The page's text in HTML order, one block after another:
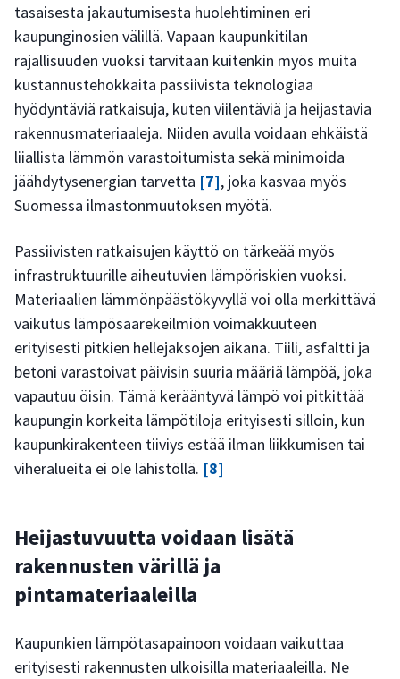
tasaisesta jakautumisesta huolehtiminen eri
kaupunginosien välillä. Vapaan kaupunkitilan
rajallisuuden vuoksi tarvitaan kuitenkin myös muita
kustannustehokkaita passiivista teknologiaa
hyödyntäviä ratkaisuja, kuten viilentäviä ja heijastavia
rakennusmateriaaleja. Niiden avulla voidaan ehkäistä
liiallista lämmön varastoitumista sekä minimoida
jäähdytysenergian tarvetta [7], joka kasvaa myös
Suomessa ilmastonmuutoksen myötä.
Passiivisten ratkaisujen käyttö on tärkeää myös
infrastruktuurille aiheutuvien lämpöriskien vuoksi.
Materiaalien lämmönpäästökyvyllä voi olla merkittävä
vaikutus lämpösaarekeilmiön voimakkuuteen
erityisesti pitkien hellejaksojen aikana. Tiili, asfaltti ja
betoni varastoivat päivisin suuria määriä lämpöä, joka
vapautuu öisin. Tämä kerääntyvä lämpö voi pitkittää
kaupungin korkeita lämpötiloja erityisesti silloin, kun
kaupunkirakenteen tiiviys estää ilman liikkumisen tai
viheralueita ei ole lähistöllä. [8]
Heijastuvuutta voidaan lisätä
rakennusten värillä ja
pintamateriaaleilla
Kaupunkien lämpötasapainoon voidaan vaikuttaa
erityisesti rakennusten ulkoisilla materiaaleilla. Ne